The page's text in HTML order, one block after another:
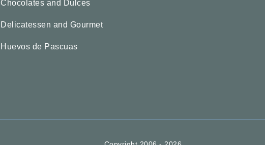
Chocolates and Dulces
Delicatessen and Gourmet
Huevos de Pascuas